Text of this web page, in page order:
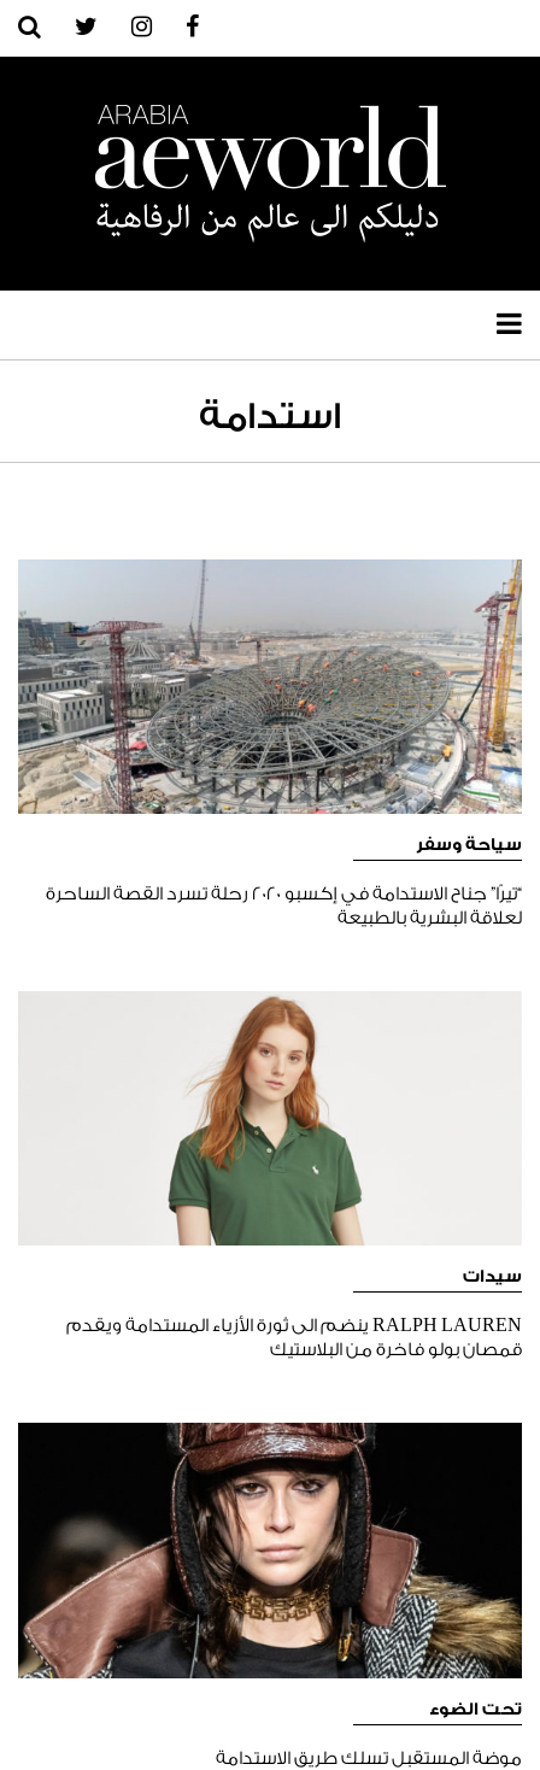
استدامة
سياحة وسفر
“تيرّا” جناح الاستدامة في إكسبو 2020 رحلة تسرد القصة الساحرة
لعلاقة البشرية بالطبيعة
سيدات
RALPH LAUREN ينضم الى ثورة الأزياء المستدامة ويقدم
قمصان بولو فاخرة من البلاستيك
تحت الضوء
موضة المستقبل تسلك طريق الاستدامة